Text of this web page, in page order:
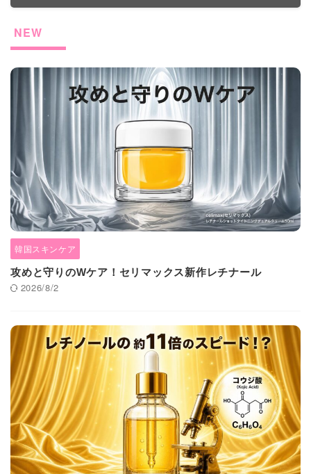
NEW
韓国スキンケア
攻めと守りのWケア！セリマックス新作レチナール
2026/8/2